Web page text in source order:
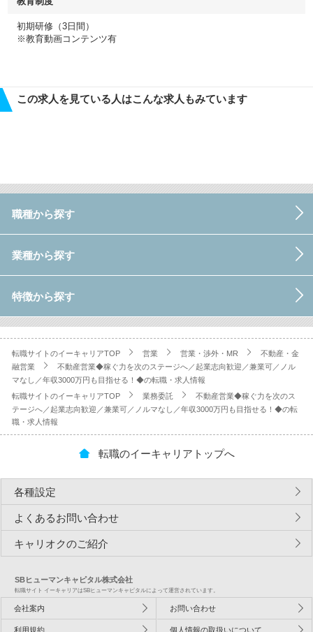
初期研修（3日間）
※教育動画コンテンツ有
この求人を見ている人はこんな求人もみています
職種から探す
業種から探す
特徴から探す
転職サイトのイーキャリアTOP 営業 営業・渉外・MR
不動産・金
融営業
不動産営業◆稼ぐ力を次のステージへ／起業志向歓迎／兼業可／ノル
マなし／年収3000万円も目指せる！◆の転職・求人情報
転職サイトのイーキャリアTOP
業務委託
不動産営業◆稼ぐ力を次のス
テージへ／起業志向歓迎／兼業可／ノルマなし／年収3000万円も目指せる！◆の転
職・求人情報
転職のイーキャリアトップへ
各種設定
よくあるお問い合わせ
キャリオクのご紹介
SBヒューマンキャピタル株式会社
転職サイト イーキャリアはSBヒューマンキャピタルによって運営されています。
会社案内 お問い合わせ
利用規約 個人情報の取扱いについて